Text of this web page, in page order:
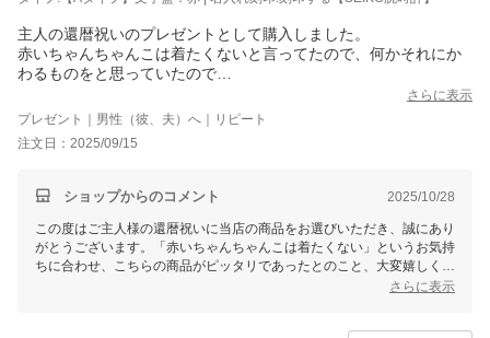
主人の還暦祝いのプレゼントとして購入しました。
赤いちゃんちゃんこは着たくないと言ってたので、何かそれにか
わるものをと思っていたので
還暦カラーの赤がメインであり、さりげなく名前も印字してある
ので、主人は大感激でした。
さらに表示
プレゼント｜男性（彼、夫）へ｜リピート
注文日：2025/09/15
ショップからのコメント 2025/10/28
この度はご主人様の還暦祝いに当店の商品をお選びいただき、誠にあり
がとうございます。「赤いちゃんちゃんこは着たくない」というお気持
ちに合わせ、こちらの商品がピッタリであったとのこと、大変嬉しく思
います。また、還暦カラーの赤とさりげない名入れがお喜びいただけた
さらに表示